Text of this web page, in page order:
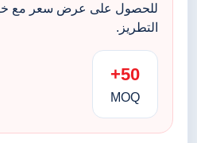
للحصول على عرض سعر مع
التطريز.
50+
MOQ